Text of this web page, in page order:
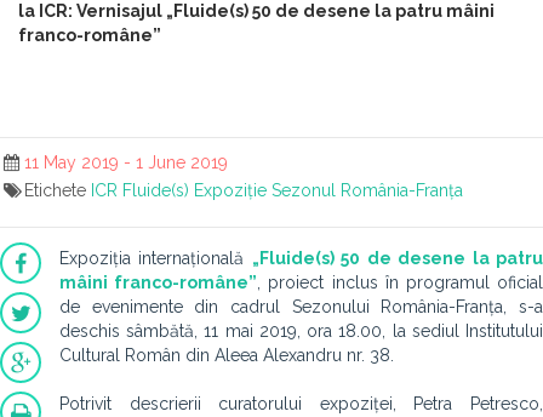
la ICR: Vernisajul „Fluide(s) 50 de desene la patru mâini
franco-române”
11 May 2019 - 1 June 2019
Etichete ICR Fluide(s) Expoziție Sezonul România-Franța
Expoziția internațională „Fluide(s) 50 de desene la patru
mâini franco-române” , proiect inclus în programul oficial
de evenimente din cadrul Sezonului România-Franța, s-a
deschis sâmbătă, 11 mai 2019, ora 18.00, la sediul Institutului
Cultural Român din Aleea Alexandru nr. 38.
Potrivit descrierii curatorului expoziței, Petra Petresco,